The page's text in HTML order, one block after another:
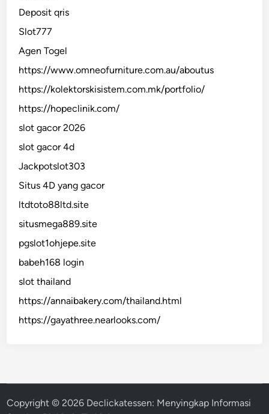
Deposit qris
Slot777
Agen Togel
https://www.omneofurniture.com.au/aboutus
https://kolektorskisistem.com.mk/portfolio/
https://hopeclinik.com/
slot gacor 2026
slot gacor 4d
Jackpotslot303
Situs 4D yang gacor
ltdtoto88ltd.site
situsmega889.site
pgslot1ohjepe.site
babeh168 login
slot thailand
https://annaibakery.com/thailand.html
https://gayathree.nearlooks.com/
Copyright © 2026 Declickatessen: Menyingkap Informasi